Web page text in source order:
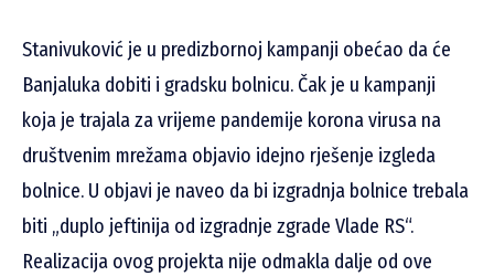
Stanivuković je u predizbornoj kampanji obećao da će
Banjaluka dobiti i gradsku bolnicu. Čak je u kampanji
koja je trajala za vrijeme pandemije korona virusa na
društvenim mrežama objavio idejno rješenje izgleda
bolnice. U objavi je naveo da bi izgradnja bolnice trebala
biti „duplo jeftinija od izgradnje zgrade Vlade RS“.
Realizacija ovog projekta nije odmakla dalje od ove